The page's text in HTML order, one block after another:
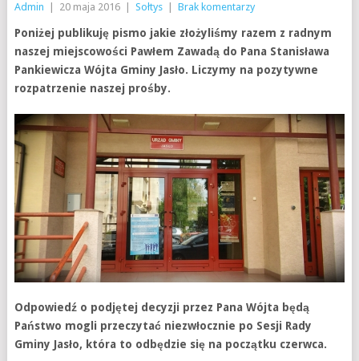
Admin 20 maja 2016 Sołtys Brak komentarzy
Poniżej publikuję pismo jakie złożyliśmy razem z radnym
naszej miejscowości Pawłem Zawadą do Pana Stanisława
Pankiewicza Wójta Gminy Jasło. Liczymy na pozytywne
rozpatrzenie naszej prośby.
Odpowiedź o podjętej decyzji przez Pana Wójta będą
Państwo mogli przeczytać niezwłocznie po Sesji Rady
Gminy Jasło, która to odbędzie się na początku czerwca.